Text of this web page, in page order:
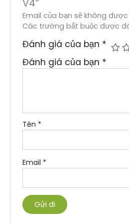
V4”
Email của bạn sẽ không
Các trường bắt buộc được
Đánh giá của bạn *
Đánh giá của bạn *
Tên *
Email *